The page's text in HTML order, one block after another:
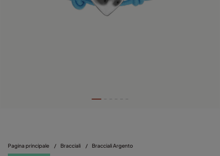
Pagina principale / Bracciali / Bracciali Argento